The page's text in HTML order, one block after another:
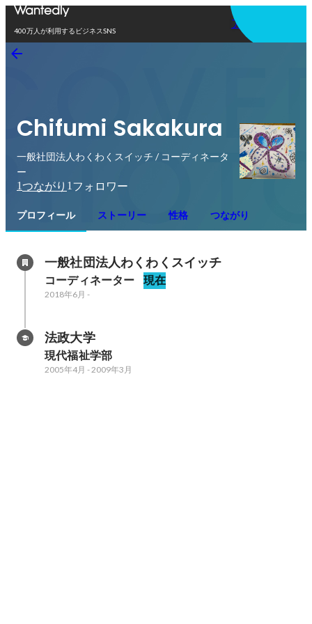
400万人が利用するビジネスSNS
アプリを使う
Chifumi Sakakura
一般社団法人わくわくスイッチ / コーディネータ
ー
1つながり 1 フォロワー
プロフィール ストーリー 性格 つながり
一般社団法人わくわくスイッチ
コーディネーター 現在
2018年6月 -
法政大学
現代福祉学部
2005年4月 -2009年3月